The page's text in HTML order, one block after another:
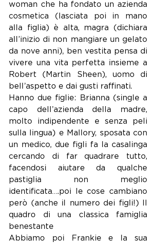
woman che ha fondato un azienda
cosmetica (lasciata poi in mano
alla figlia) è alta, magra (dichiara
all’inizio di non mangiare un gelato
da nove anni), ben vestita pensa di
vivere una vita perfetta insieme a
Robert (Martin Sheen), uomo di
bell’aspetto e dai gusti raffinati.
Hanno due figlie: Brianna (single a
capo dell’azienda della madre,
molto indipendente e senza peli
sulla lingua) e Mallory, sposata con
un medico, due figli fa la casalinga
cercando di far quadrare tutto,
facendosi aiutare da qualche
pastiglia non meglio
identificata….poi le cose cambiano
però (anche il numero dei figli!) Il
quadro di una classica famiglia
benestante
Abbiamo poi Frankie e la sua